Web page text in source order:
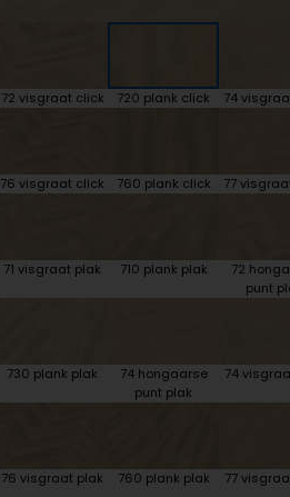
72 visgraat click 720 plank click 74
76 visgraat click 760 plank click 77
71 visgraat plak 710 plank plak
72
punt
730 plank plak
74 hongaarse
punt plak
74
76 visgraat plak 760 plank plak 77